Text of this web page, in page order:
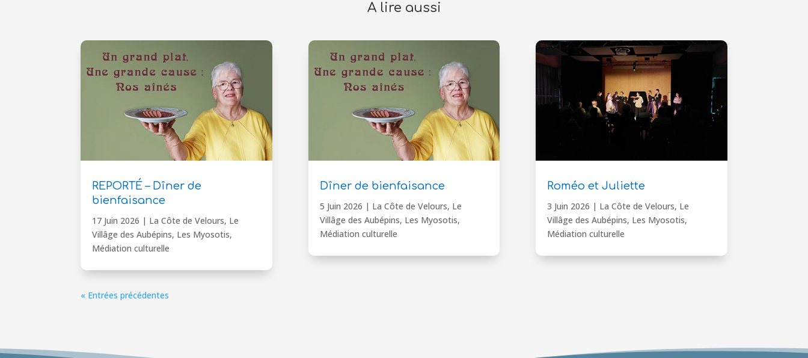
A lire aussi
REPORTÉ – Dîner de
bienfaisance
17 Juin 2026 | La Côte de Velours, Le
Villâge des Aubépins, Les Myosotis,
Médiation culturelle
Dîner de bienfaisance
5 Juin 2026 | La Côte de Velours, Le
Villâge des Aubépins, Les Myosotis,
Médiation culturelle
Roméo et Juliette
3 Juin 2026 | La Côte de Velours, Le
Villâge des Aubépins, Les Myosotis,
Médiation culturelle
« Entrées précédentes